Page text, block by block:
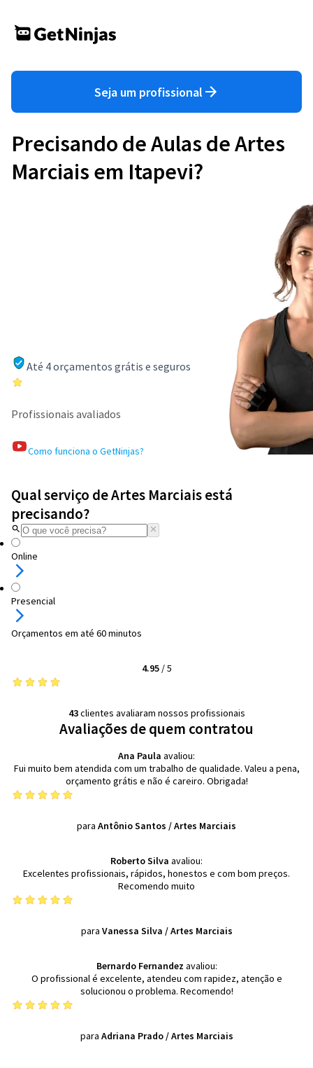
Seja um profissional
Precisando de Aulas de Artes
Marciais em Itapevi?
Até 4 orçamentos grátis e seguros
Profissionais avaliados
Como funciona o GetNinjas?
Qual serviço de Artes Marciais está
precisando?
Online
Presencial
Orçamentos em até 60 minutos
4.95/5
43clientes avaliaram nossos profissionais
Avaliações de quem contratou
Ana Paula avaliou:
Fui muito bem atendida com um trabalho de qualidade. Valeu a pena,
orçamento grátis e não é careiro. Obrigada!
para Antônio Santos /Artes Marciais
Roberto Silva avaliou:
Excelentes profissionais, rápidos, honestos e com bom preços.
Recomendo muito
para Vanessa Silva /Artes Marciais
Bernardo Fernandez avaliou:
O profissional é excelente, atendeu com rapidez, atenção e
solucionou o problema. Recomendo!
para Adriana Prado/Artes Marciais